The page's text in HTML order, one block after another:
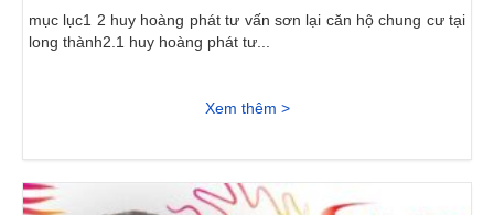
mục lục1 2 huy hoàng phát tư vấn sơn lại căn hộ chung cư tại
long thành2.1 huy hoàng phát tư...
Xem thêm >